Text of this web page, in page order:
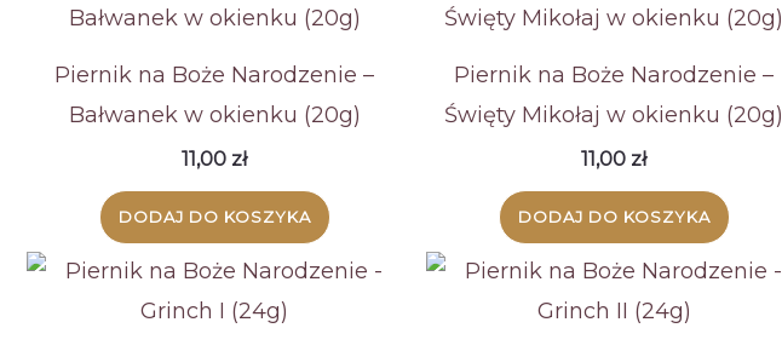
wysokiej
Piernik na Boże Narodzenie –
Bałwanek w okienku (20g)
11,00 zł
DODAJ DO KOSZYKA
Piernik na Boże Narodzenie –
Święty Mikołaj w okienku (20g)
11,00 zł
DODAJ DO KOSZYKA